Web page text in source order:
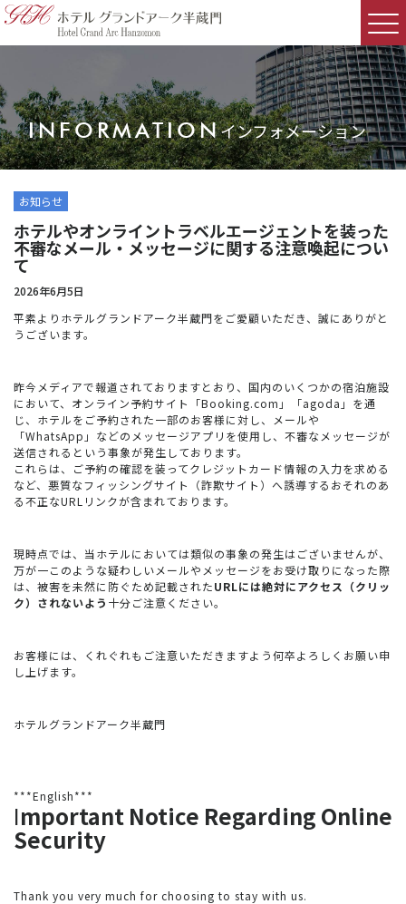
INFORMATIONインフォメーション
お知らせ
ホテルやオンライントラベルエージェントを装った
不審なメール・メッセージに関する注意喚起につい
て
2026年6月5日
平素よりホテルグランドアーク半蔵門をご愛顧いただき、誠にありがと
うございます。
昨今メディアで報道されておりますとおり、国内のいくつかの宿泊施設
において、オンライン予約サイト「Booking.com」「agoda」を通
じ、ホテルをご予約された一部のお客様に対し、メールや
「WhatsApp」などのメッセージアプリを使用し、不審なメッセージが
送信されるという事象が発生しております。
これらは、ご予約の確認を装ってクレジットカード情報の入力を求める
など、悪質なフィッシングサイト（詐欺サイト）へ誘導するおそれのあ
る不正なURLリンクが含まれております。
現時点では、当ホテルにおいては類似の事象の発生はございませんが、
万が一このような疑わしいメールやメッセージをお受け取りになった際
は、被害を未然に防ぐため記載されたURLには絶対にアクセス（クリッ
ク）されないよう 十分ご注意ください。
お客様には、くれぐれもご注意いただきますよう何卒よろしくお願い申
し上げます。
ホテルグランドアーク半蔵門
***English***
Important Notice Regarding Online
Security
Thank you very much for choosing to stay with us.